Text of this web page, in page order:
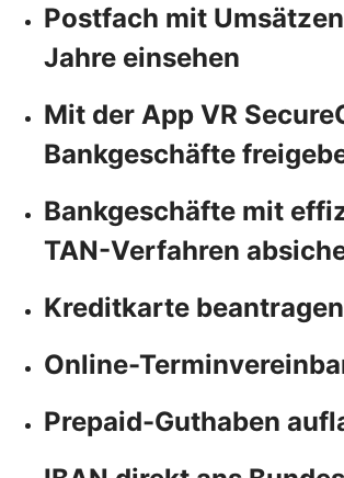
Postfach mit
Jahre einsehen
Mit der App VR
Bankgeschäfte
Bankgeschäfte mit
TAN-Verfahren
Kreditkarte beantragen
Online-
Prepaid-Guthaben